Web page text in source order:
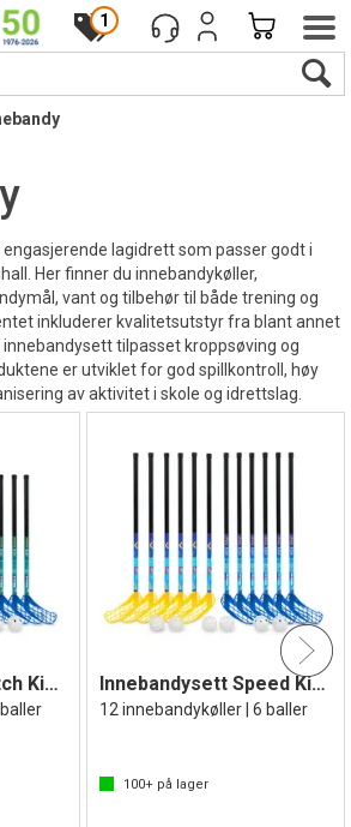
1
engasjerende lagidrett som passer godt i
Her finner du innebandykøller,
vant og tilbehør til både trening og
inkluderer kvalitetsutstyr fra blant annet
tilpasset kroppsøving og
er utviklet for god spillkontroll, høy
av aktivitet i skole og idrettslag.
Innebandysett Match Kids 70 cm Innebandysett Speed Kids 80 cm
12 innebandykøller | 6 baller
100+på lager